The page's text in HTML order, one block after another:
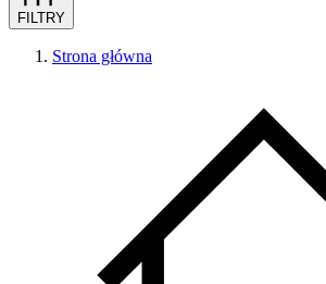
FILTRY
Strona główna